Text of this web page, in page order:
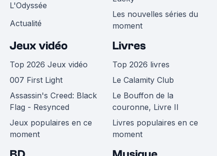
L'Odyssée
Actualité
Les nouvelles séries du
moment
Jeux vidéo
Top 2026 Jeux vidéo
007 First Light
Assassin's Creed: Black
Flag - Resynced
Jeux populaires en ce
moment
Livres
Top 2026 livres
Le Calamity Club
Le Bouffon de la
couronne, Livre II
Livres populaires en ce
moment